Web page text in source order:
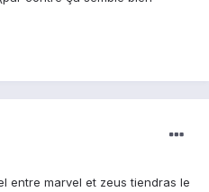
entre marvel et zeus tiendras le